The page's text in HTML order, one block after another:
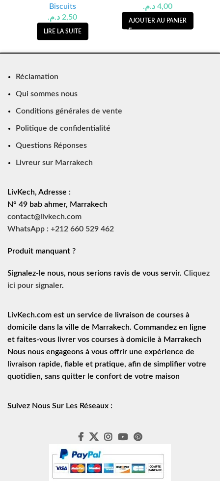
Biscuits
2,50 د.م.
LIRE LA SUITE
4,00 د.م.
AJOUTER AU PANIER
Réclamation
Qui sommes nous
Conditions générales de vente
Politique de confidentialité
Questions Réponses
Livreur sur Marrakech
LivKech, Adresse :
N° 49 bab ahmer, Marrakech
contact@livkech.com
WhatsApp : +212 660 529 462
Produit manquant ?
Signalez-le nous, nous serions ravis de vous servir. Cliquez
ici pour signaler.
LivKech.com est un service de
livraison de courses à
domicile dans la ville de Marrakech. Commandez en ligne
et faites-vous livrer vos courses à domicile à Marrakech
Nous nous engageons à vous offrir une expérience de
livraison rapide, fiable et pratique, afin de simplifier votre
quotidien, sans quitter le confort de votre maison
Suivez Nous Sur Les Réseaux :